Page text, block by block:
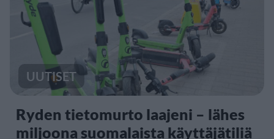
UUTISET
Ryden tietomurto laajeni – lähes
miljoona suomalaista käyttäjätiliä